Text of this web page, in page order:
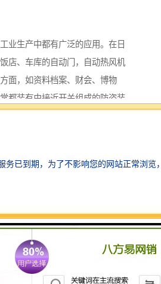
业生产中都有广泛的应用。在日
店、车库的自动门，自动热风机
面，如资料档案、财会、博物
都装有由接近开关组成的防盗装
速度的测量和控制，也都使用着